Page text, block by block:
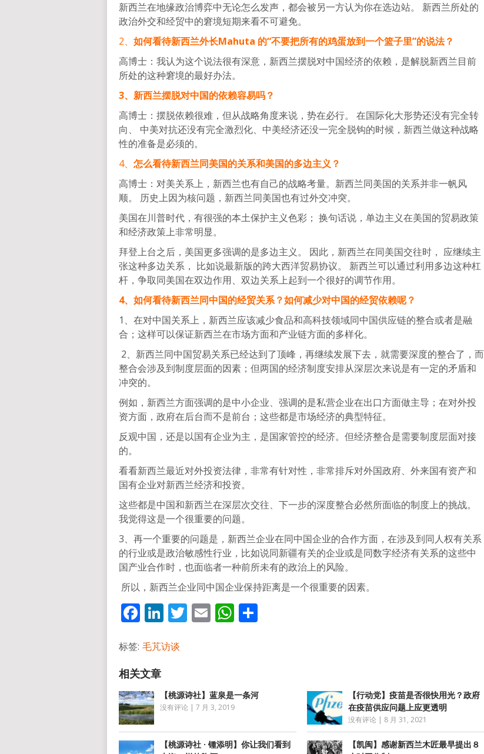
新西兰在地缘政治博弈中无论怎么发声，都会被另一方认为你在选边站。 新西兰所处的
政治外交和经贸中的窘境短期来看不可避免。
2、 如何看待新西兰外长Mahuta 的“不要把所有的鸡蛋放到一个篮子里”的说法？
高博士：我认为这个说法很有深意，新西兰摆脱对中国经济的依赖，是解脱新西兰目前
所处的这种窘境的最好办法。
3、新西兰摆脱对中国的依赖容易吗？
高博士：摆脱依赖很难，但从战略角度来说，势在必行。 在国际化大形势还没有完全转
向、 中美对抗还没有完全激烈化、中美经济还没一完全脱钩的时候，新西兰做这种战略
性的准备是必须的。
4、 怎么看待新西兰同美国的关系和美国的多边主义？
高博士：对美关系上，新西兰也有自己的战略考量。新西兰同美国的关系并非一帆风
顺。 历史上因为核问题，新西兰同美国也有过外交冲突。
美国在川普时代，有很强的本土保护主义色彩； 换句话说，单边主义在美国的贸易政策
和经济政策上非常明显。
拜登上台之后，美国更多强调的是多边主义。 因此，新西兰在同美国交往时， 应继续主
张这种多边关系， 比如说最新版的跨大西洋贸易协议。 新西兰可以通过利用多边这种杠
杆，争取同美国在双边作用、双边关系上起到一个很好的调节作用。
4、如何看待新西兰同中国的经贸关系？如何减少对中国的经贸依赖呢？
1、在对中国关系上，新西兰应该减少食品和高科技领域同中国供应链的整合或者是融
合；这样可以保证新西兰在市场方面和产业链方面的多样化。
2、新西兰同中国贸易关系已经达到了顶峰，再继续发展下去，就需要深度的整合了，而
整合会涉及到制度层面的因素；但两国的经济制度安排从深层次来说是有一定的矛盾和
冲突的。
例如，新西兰方面强调的是中小企业、强调的是私营企业在出口方面做主导；在对外投
资方面，政府在后台而不是前台；这些都是市场经济的典型特征。
反观中国，还是以国有企业为主，是国家管控的经济。但经济整合是需要制度层面对接
的。
看看新西兰最近对外投资法律，非常有针对性，非常排斥对外国政府、外来国有资产和
国有企业对新西兰经济和投资。
这些都是中国和新西兰在深层次交往、下一步的深度整合必然所面临的制度上的挑战。
我觉得这是一个很重要的问题。
3、再一个重要的问题是，新西兰企业在同中国企业的合作方面，在涉及到同人权有关系
的行业或是政治敏感性行业，比如说同新疆有关的企业或是同数字经济有关系的这些中
国产业合作时，也面临者一种前所未有的政治上的风险。
所以，新西兰企业同中国企业保持距离是一个很重要的因素。
Facebook
LinkedIn
Twitter
EmailWhatsApp
标签: 毛芃访谈
【桃源诗社】蓝泉是一条河
没有评论 | 7 月 3, 2019
【行动党】疫苗是否很快用光？政府
在疫苗供应问题上应更透明
没有评论 | 8 月 31, 2021
【桃源诗社 · 锺添明】你让我们看到
【凯闽】感谢新西兰木匠最早提出８